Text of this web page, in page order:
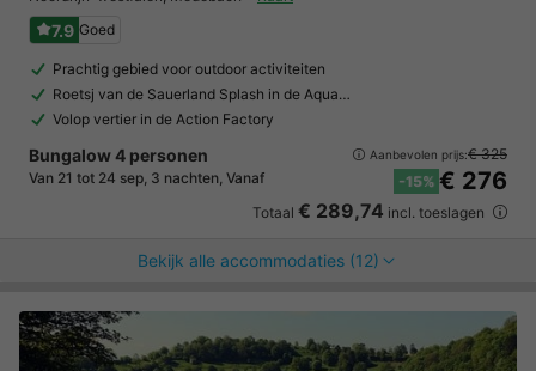
7.9 Goed
Prachtig gebied voor outdoor activiteiten
Roetsj van de Sauerland Splash in de Aqua…
Volop vertier in de Action Factory
Bungalow 4 personen
Van 21 tot 24 sep, 3 nachten, Vanaf
Aanbevolen prijs:€ 325
-15% € 276
Totaal € 289,74 incl. toeslagen
Bekijk alle accommodaties (12)